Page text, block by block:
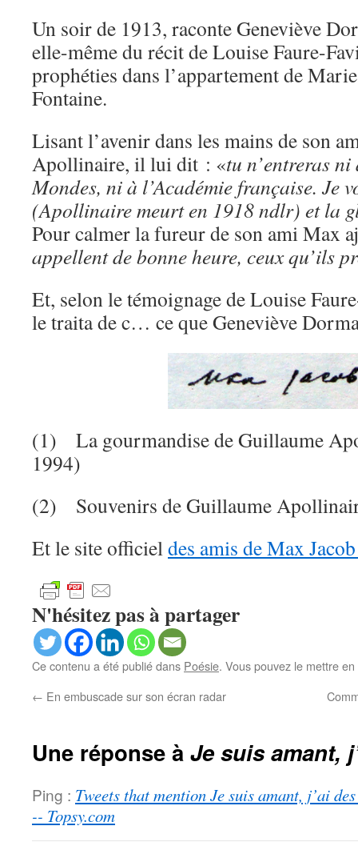
Un soir de 1913, raconte Geneviève
elle-même du récit de Louise Faure-
prophéties dans l’appartement de
Fontaine.
Lisant l’avenir dans les mains de son
Apollinaire, il lui dit : «tu n’entreras
Mondes, ni à l’Académie française. Je
(Apollinaire meurt en 1918 ndlr) et la
Pour calmer la fureur de son ami Max
appellent de bonne heure, ceux qu’ils
Et, selon le témoignage de Louise
le traita de c… ce que Geneviève
(1) La gourmandise de Guillaume
1994)
(2) Souvenirs de Guillaume
Et le site officieldes amis de Max
N'hésitez pas à partager
Ce contenu a été publié dans Poésie. Vous pouvez le mettre
← En embuscade sur son écran radar
Une réponse à Je suis amant,
Ping : Tweets that mention Je suis amant, j’ai
-- Topsy.com